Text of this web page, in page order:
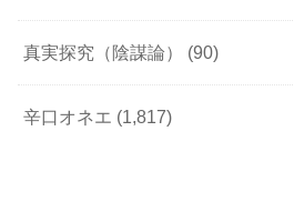
真実探究（陰謀論） (90)
辛口オネエ (1,817)